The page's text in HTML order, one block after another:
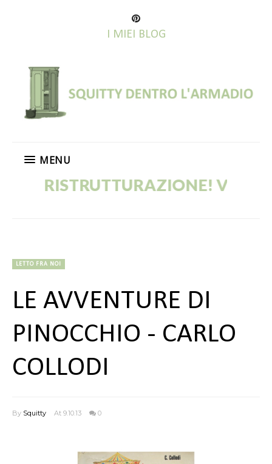
I MIEI BLOG
MENU
RISTRUTTURAZIONE! VECCHI
LETTO FRA NOI
LE AVVENTURE DI
PINOCCHIO - CARLO
COLLODI
By Squitty At 9.10.13 0